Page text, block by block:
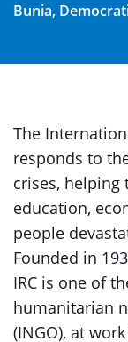
Bunia,
The
responds to
crises, helping
education,
people
Founded in
IRC is one of
humanitarian
(INGO), at